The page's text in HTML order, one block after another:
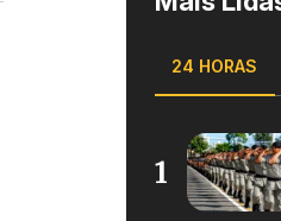
24 HORAS
1